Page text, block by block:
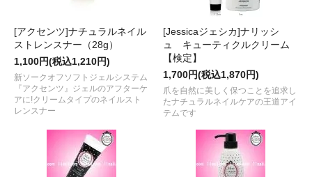
[アクセンツ]ナチュラルネイル
ストレンスナー（28g）
1,100円(税込1,210円)
新ソークオフソフトジェルシステム
『アクセンツ』ジェルのアフターケ
アに!クリームタイプのネイルスト
レンスナー
[Jessicaジェシカ]ナリッシ
ュ キューティクルクリーム
【検定】
1,700円(税込1,870円)
爪を自然に美しく保つことを追求し
たナチュラルネイルケアの王道アイ
テムです